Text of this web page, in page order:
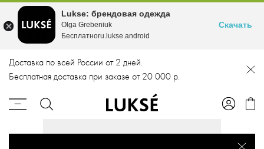
Доставка по всей России от 2 дней.
Бесплатная доставка при заказе от 20 000 р.
Lukse: брендовая одежда
Olga Grebeniuk
Бесплатноru.lukse.android
Скачать